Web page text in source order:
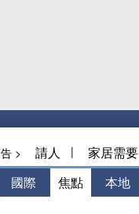
> 請人 | 家居需要
國際 焦點 本地